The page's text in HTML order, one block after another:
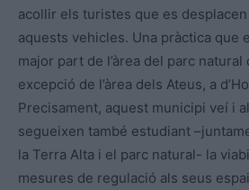
acollir els turistes que es
aquests vehicles. Una pràctica que
major part de l’àrea del parc natural
excepció de l’àrea dels Ateus, a
Precisament, aquest municipi veí i
segueixen també estudiant
la Terra Alta i el parc natural- la
mesures de regulació als seus